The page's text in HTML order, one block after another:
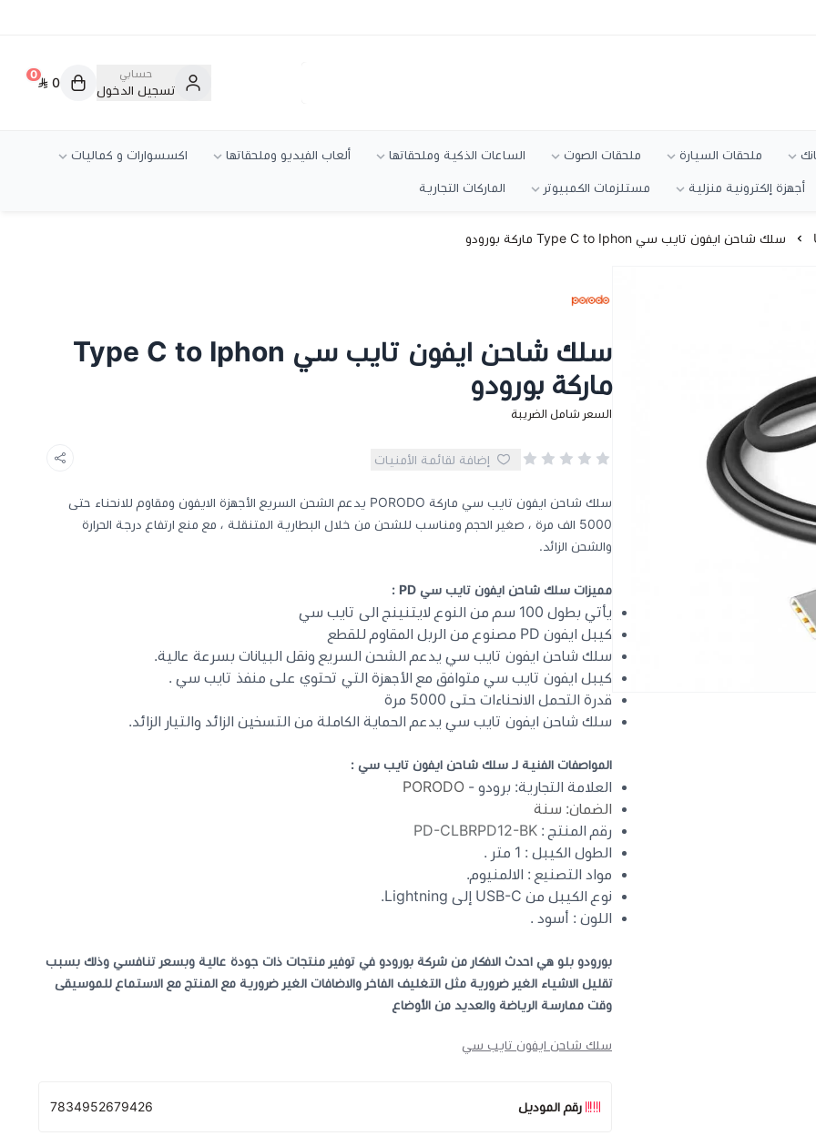
حسابي
تسجيل الدخول
0
0
ملحقات السيارة ملحقات الصوت الساعات الذكية وملحقاتها ألعاب الفيديو وملحقاتها اكسسوارات و كماليات
أجهزة إلكترونية منزلية مستلزمات الكمبيوتر الماركات التجارية
سلك شاحن ايفون تايب سي Type C to Iphon ماركة بورودو
سلك شاحن ايفون تايب سي Type C to Iphon
ماركة بورودو
السعر شامل الضريبة
إضافة لقائمة الأمنيات
سلك شاحن ايفون تايب سي ماركة PORODO يدعم الشحن السريع الأجهزة الايفون ومقاوم للانحناء حتى
5000 الف مرة ، صغير الحجم ومناسب للشحن من خلال البطارية المتنقلة ، مع منع ارتفاع درجة الحرارة
والشحن الزائد.
مميزات سلك شاحن ايفون تايب سي PD :
يأتي بطول 100 سم من النوع لايتنينج الى تايب سي
كيبل ايفون PD مصنوع من الربل المقاوم للقطع
سلك شاحن ايفون تايب سي يدعم الشحن السريع ونقل البيانات بسرعة عالية.
كيبل ايفون تايب سي متوافق مع الأجهزة التي تحتوي على منفذ تايب سي .
قدرة التحمل الانحناءات حتى 5000 مرة
سلك شاحن ايفون تايب سي يدعم الحماية الكاملة من التسخين الزائد والتيار الزائد.
المواصفات الفنية لـ سلك شاحن ايفون تايب سي :
العلامة التجارية: برودو - PORODO
الضمان: سنة
رقم المنتج : PD-CLBRPD12-BK
الطول الكيبل : 1 متر .
مواد التصنيع : الالمنيوم.
نوع الكيبل من USB-C إلى Lightning.
اللون : أسود .
بورودو بلو هي احدث الافكار من شركة بورودو في توفير منتجات ذات جودة عالية وبسعر تنافسي وذلك بسبب
تقليل الاشياء الغير ضرورية مثل التغليف الفاخر والاضافات الغير ضرورية مع المنتج مع الاستماع للموسيقى
وقت ممارسة الرياضة والعديد من الأوضاع
سلك شاحن ايفون تايب سي
رقم الموديل 7834952679426